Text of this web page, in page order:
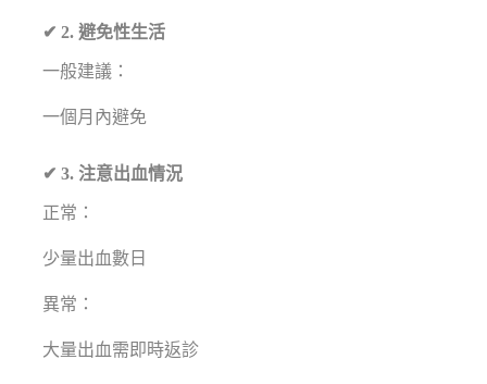
✔ 2. 避免性生活
一般建議：
一個月內避免
✔ 3. 注意出血情況
正常：
少量出血數日
異常：
大量出血需即時返診